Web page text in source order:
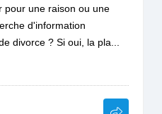
pour une raison ou une
d'information
divorce ? Si oui, la pla...